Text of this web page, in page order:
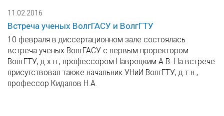
11.02.2016
Встреча ученых ВолгГАСУ и ВолгГТУ
10 февраля в диссертационном зале состоялась
встреча ученых ВолгГАСУ с первым проректором
ВолгГТУ, д.х.н., профессором Навроцким А.В. На встрече
присутствовал также начальник УНиИ ВолгГТУ, д.т.н.,
профессор Кидалов Н.А.